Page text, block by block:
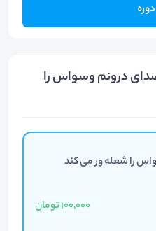
درونم وسواس را
را شعله ور می کند
100,000 تومان